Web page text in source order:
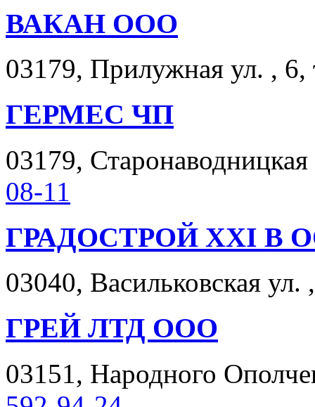
ВАКАН ООО
03179, Прилужная ул. , 6,
ГЕРМЕС ЧП
03179,
08-11
ГРАДОСТРОЙ ХХІ В
03040, Васильковская
ГРЕЙ ЛТД ООО
03151, Народного